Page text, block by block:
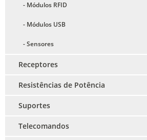
- Módulos RFID
- Módulos USB
- Sensores
Receptores
Resistências de Potência
Suportes
Telecomandos